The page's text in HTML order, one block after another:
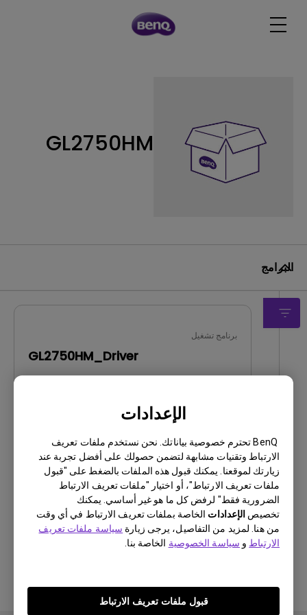
الإعدادات
BenQ تحترم خصوصية بياناتك. نحن نستخدم ملفات تعريف
الارتباط وتقنيات مشابهة لتضمن حصولك على أفضل تجربة عند
زيارتك لموقعنا. يمكنك قبول هذه الملفات بالضغط على "قبول
ملفات تعريف الارتباط"، أو اختيار "ملفات تعريف الارتباط
الضرورية فقط" لرفض كل ما هو غير أساسي. يمكنك
تخصيص الإعدادات الخاصة بملفات تعريف الارتباط في أي وقت
من هنا. لمزيد من التفاصيل، يرجى زيارة سياسة ملفات تعريف
الارتباط و سياسة الخصوصية الخاصة بنا.
قبول ملفات تعريف الارتباط
GL2750HM
البرامج
برنامج تشغيل
GL2750HM_Driver
تحديث:
حجم الملف:57.68 KB
تنزيل
باستخدام أي من البرامج المذكورة أعلاه، فإنك توافق
بنا.